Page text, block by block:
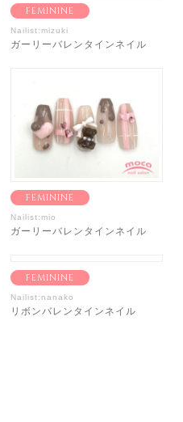
FEMININE
Nailist:mizuki
ガーリーバレンタインネイル
FEMININE
Nailist:mio
ガーリーバレンタインネイル
FEMININE
Nailist:nanako
リボンバレンタインネイル